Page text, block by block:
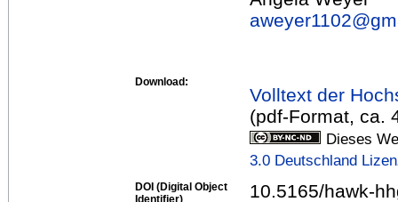
aweyer1102@
Download:
Volltext der
(pdf-Format, ca.
Dieses
3.0 Deutschland
DOI (Digital Object
Identifier)
10.5165/hawk-